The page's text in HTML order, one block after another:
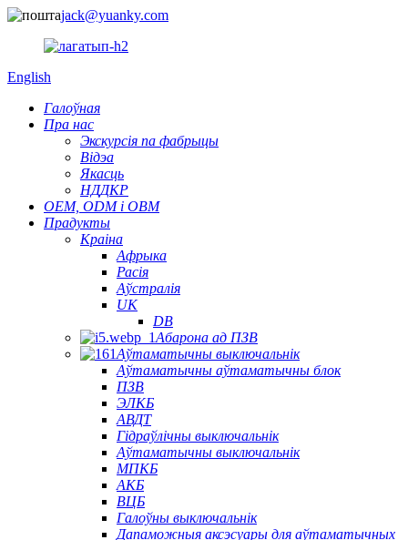
jack@yuanky.com
English
Галоўная
Пра нас
Экскурсія па фабрыцы
Відэа
Якасць
НДДКР
OEM, ODM і OBM
Прадукты
Краіна
Афрыка
Расія
Аўстралія
UK
DB
Абарона ад ПЗВ
Аўтаматычны выключальнік
Аўтаматычны аўтаматычны блок
ПЗВ
ЭЛКБ
АВДТ
Гідраўлічны выключальнік
Аўтаматычны выключальнік
МПКБ
АКБ
ВЦБ
Галоўны выключальнік
Дапаможныя аксэсуары для аўтаматычных